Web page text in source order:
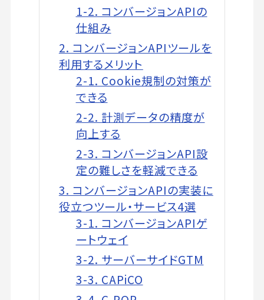
1-2. コンバージョンAPIの
仕組み
2. コンバージョンAPIツールを
利用するメリット
2-1. Cookie規制の対策が
できる
2-2. 計測データの精度が
向上する
2-3. コンバージョンAPI設
定の難しさを軽減できる
3. コンバージョンAPIの実装に
役立つツール・サービス4選
3-1. コンバージョンAPIゲ
ートウェイ
3-2. サーバーサイドGTM
3-3. CAPiCO